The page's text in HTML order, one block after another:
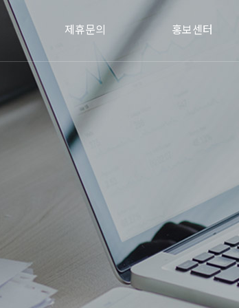
제휴문의 홍보센터